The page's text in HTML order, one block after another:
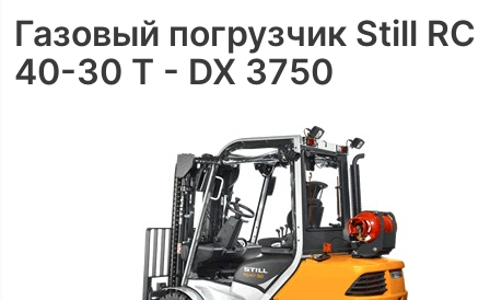
Газовый погрузчик Still RC
40-30 T - DX 3750